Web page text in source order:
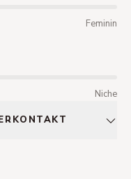
Feminin
Niche